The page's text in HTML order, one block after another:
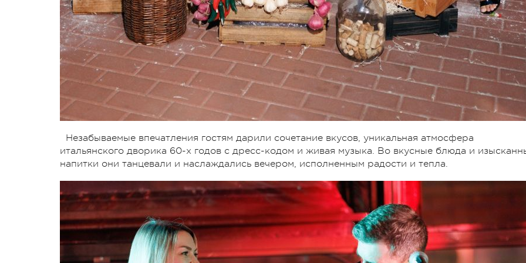
Незабываемые впечатления гостям дарили сочетание вкусов, уникальная атмосфера
итальянского дворика 60-х годов с дресс-кодом и живая музыка. Во вкусные блюда и
напитки они танцевали и наслаждались вечером, исполненным радости и тепла.